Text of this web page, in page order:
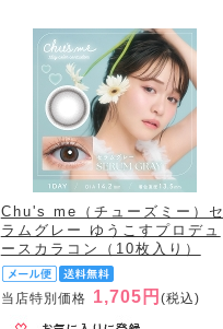
Chu's me（チューズミー）セ
ラムグレー ゆうこすプロデュ
ースカラコン（10枚入り）
当店特別価格 1,705円 (税込)